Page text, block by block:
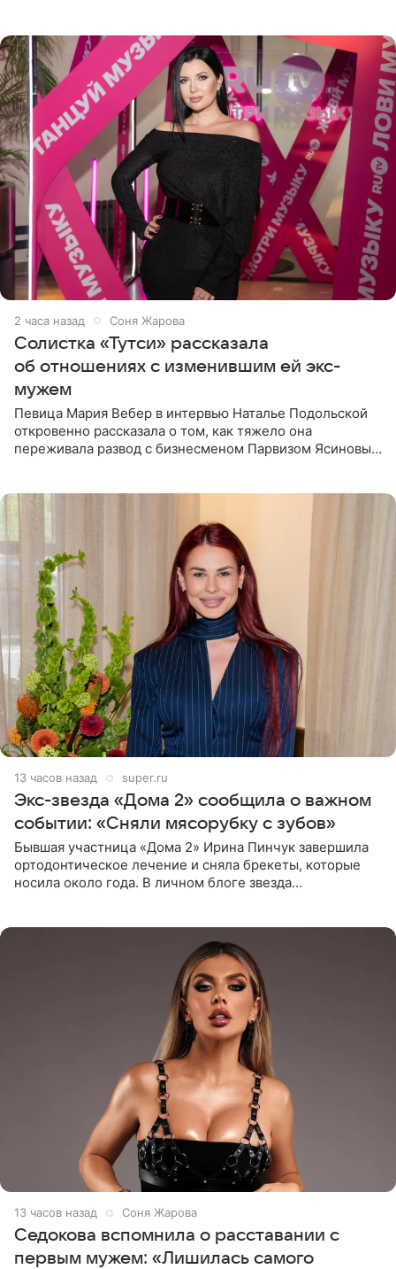
2 часа назад Соня Жарова
Солистка «Тутси» рассказала
об отношениях с изменившим ей экс-
мужем
Певица Мария Вебер в интервью Наталье Подольской
откровенно рассказала о том, как тяжело она
переживала развод с бизнесменом Парвизом Ясиновым.
13 часов назад super.ru
Экс-звезда «Дома 2» сообщила о важном
событии: «Сняли мясорубку с зубов»
Бывшая участница «Дома 2» Ирина Пинчук завершила
ортодонтическое лечение и сняла брекеты, которые
носила около года. В личном блоге звезда
13 часов назад Соня Жарова
Седокова вспомнила о расставании с
первым мужем: «Лишилась самого